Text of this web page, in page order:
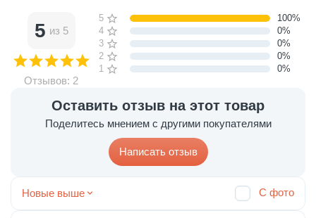
Оставить отзыв на этот товар
Поделитесь мнением с другими покупателями
Написать отзыв
5 из 5
Отзывов: 2
5 звёзд
100%
4 звезды
0%
3 звезды
0%
2 звезды
0%
1 звезда
0%
Новые выше С фото